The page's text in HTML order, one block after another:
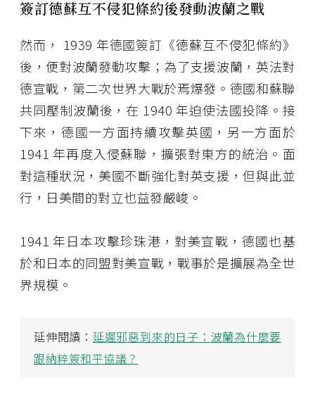
簽訂德蘇互不侵犯條約後發動波蘭之戰
然而， 1939 年德國簽訂《德蘇互不侵犯條約》
後，便對波蘭發動攻擊；為了支援波蘭，英法對
德宣戰，第二次世界大戰於焉爆發。德國和蘇聯
共同壓制波蘭後，在 1940 年迫使法國投降。接
下來，德國一方面持續攻擊英國，另一方面於
1941 年再度入侵蘇聯，擴張對東方的統治。面
對這種狀況，美國不斷強化對英支援，但與此並
行，日美間的對立也益發嚴峻。
1941 年日本攻擊珍珠港，對美宣戰，德國也基
於和日本的同盟對美宣戰，戰事於是擴展為全世
界規模。
延伸閱讀： 延遲邪惡到來的日子：波蘭為什麼要
跟納粹簽和平協議？